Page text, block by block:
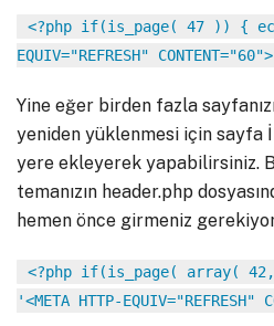
<?php if(is_page( 47 )) {
EQUIV="REFRESH"
Yine eğer birden fazla
yeniden yüklenmesi için sayfa
yere ekleyerek yapabilirsiniz.
temanızın header.php
hemen önce girmeniz
<?php if(is_page( array(
'<META HTTP-